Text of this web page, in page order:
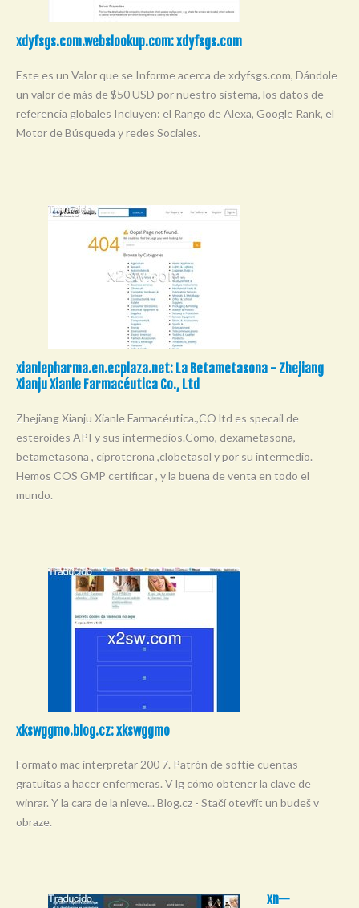
xdyfsgs.com.webslookup.com: xdyfsgs.com
Este es un Valor que se Informe acerca de xdyfsgs.com, Dándole
un valor de más de $50 USD por nuestro sistema, los datos de
referencia globales Incluyen: el Rango de Alexa, Google Rank, el
Motor de Búsqueda y redes Sociales.
xianlepharma.en.ecplaza.net: La Betametasona - Zhejiang
Xianju Xianle Farmacéutica Co., Ltd
Zhejiang Xianju Xianle Farmacéutica.,CO ltd es specail de
esteroides API y sus intermedios.Como, dexametasona,
betametasona , ciproterona ,clobetasol y por su intermedio.
Hemos COS GMP certificar , y la buena de venta en todo el
mundo.
xkswggmo.blog.cz: xkswggmo
Formato mac interpretar 200 7. Patrón de softie cuentas
gratuitas a hacer enfermeras. V lg cómo obtener la clave de
winrar. Y la cara de la nieve... Blog.cz - Stačí otevřít un budeš v
obraze.
xn--